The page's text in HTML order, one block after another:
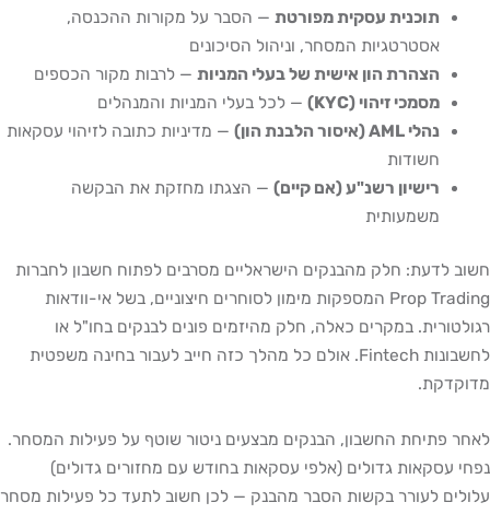
תוכנית עסקית מפורטת — הסבר על מקורות ההכנסה,
אסטרטגיות המסחר, וניהול הסיכונים
הצהרת הון אישית של בעלי המניות — לרבות מקור הכספים
מסמכי זיהוי (KYC)
— לכל בעלי המניות והמנהלים
נהלי AML (איסור הלבנת הון)
— מדיניות כתובה לזיהוי עסקאות
חשודות
רישיון רשנ"ע (אם קיים) — הצגתו מחזקת את הבקשה
משמעותית
חשוב לדעת: חלק מהבנקים הישראליים מסרבים לפתוח חשבון לחברות
Prop Trading המספקות מימון לסוחרים חיצוניים, בשל אי-וודאות
רגולטורית. במקרים כאלה, חלק מהיזמים פונים לבנקים בחו"ל או
לחשבונות Fintech. אולם כל מהלך כזה חייב לעבור בחינה משפטית
מדוקדקת.
לאחר פתיחת החשבון, הבנקים מבצעים ניטור שוטף על פעילות המסחר.
נפחי עסקאות גדולים (אלפי עסקאות בחודש עם מחזורים גדולים)
עלולים לעורר בקשות הסבר מהבנק — לכן חשוב לתעד כל פעילות מסחר